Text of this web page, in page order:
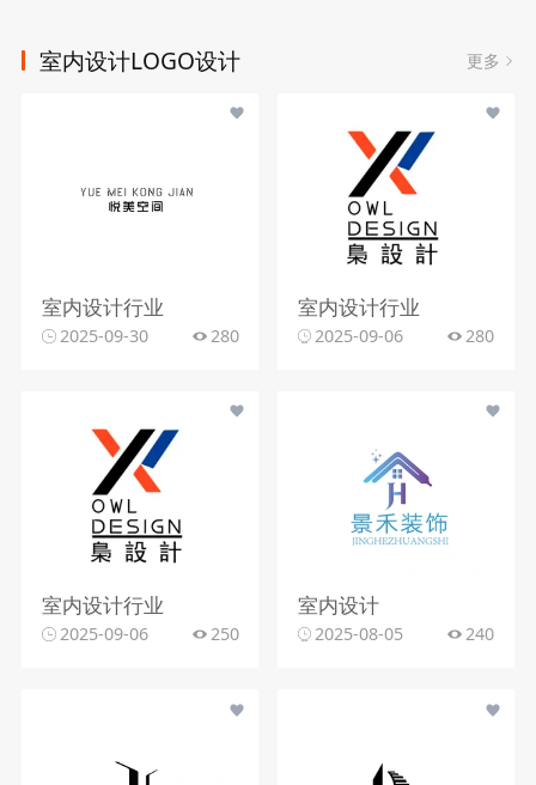
室内设计LOGO设计 更多
室内设计行业
2025-09-30 280
室内设计行业
2025-09-06 280
室内设计行业
2025-09-06 250
室内设计
2025-08-05 240